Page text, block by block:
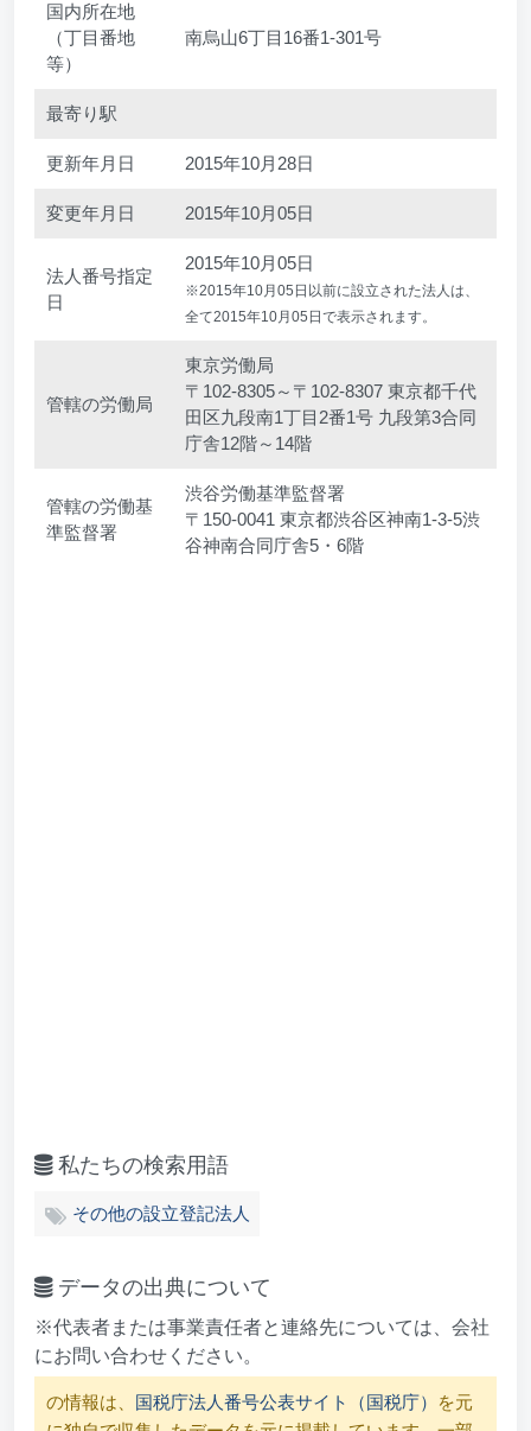
国内所在地
（丁目番地
等）
南烏山6丁目16番1-301号
最寄り駅
更新年月日 2015年10月28日
変更年月日 2015年10月05日
法人番号指定
日
2015年10月05日
※2015年10月05日以前に設立された法人は、
全て2015年10月05日で表示されます。
管轄の労働局
東京労働局
〒102-8305～〒102-8307 東京都千代
田区九段南1丁目2番1号 九段第3合同
庁舎12階～14階
管轄の労働基
準監督署
渋谷労働基準監督署
〒150-0041 東京都渋谷区神南1-3-5渋
谷神南合同庁舎5・6階
私たちの検索用語
その他の設立登記法人
データの出典について
※代表者または事業責任者と連絡先については、会社
にお問い合わせください。
の情報は、 国税庁法人番号公表サイト（国税庁）
を元